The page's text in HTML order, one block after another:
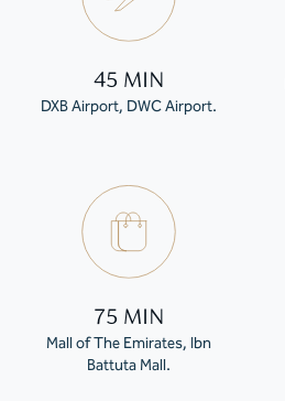
45 MIN
DXB Airport, DWC Airport.
75 MIN
Mall of The Emirates, Ibn
Battuta Mall.